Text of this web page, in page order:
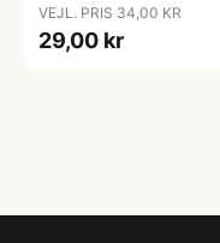
VEJL. PRIS 34,00 KR
29,00 kr